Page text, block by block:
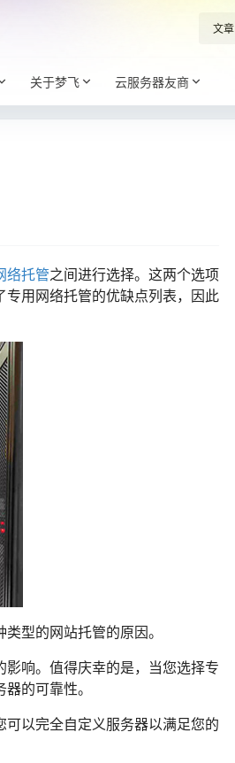
文章
关于梦飞 云服务器友商
络托管之间进行选择。这两个选项
用网络托管的优缺点列表，因此
型的网站托管的原因。
响。值得庆幸的是，当您选择专
的可靠性。
以完全自定义服务器以满足您的